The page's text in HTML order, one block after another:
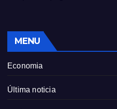
MENU
Economia
Última noticia